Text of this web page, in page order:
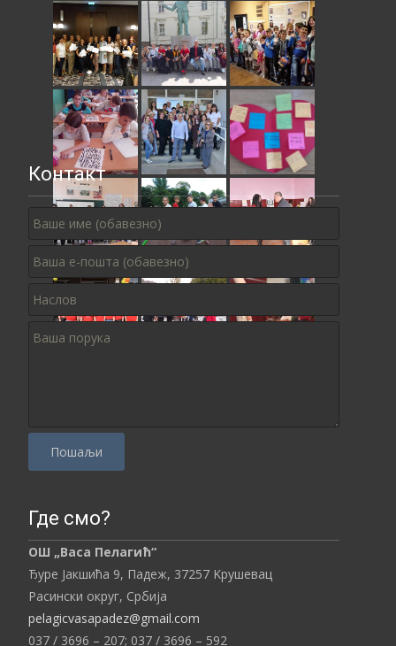
Контакт
l
a
s
e
l
Где смо?
ОШ „Васа Пелагић“
Ђуре Јакшића 9, Падеж, 37257 Kрушевац
Расински округ, Србија
pelagicvasapadez@gmail.com
037 / 3696 – 207; 037 / 3696 – 592